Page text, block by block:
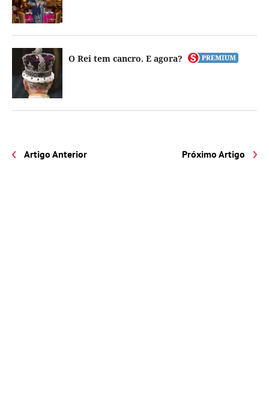
O Rei tem cancro. E agora?
Artigo Anterior Próximo Artigo